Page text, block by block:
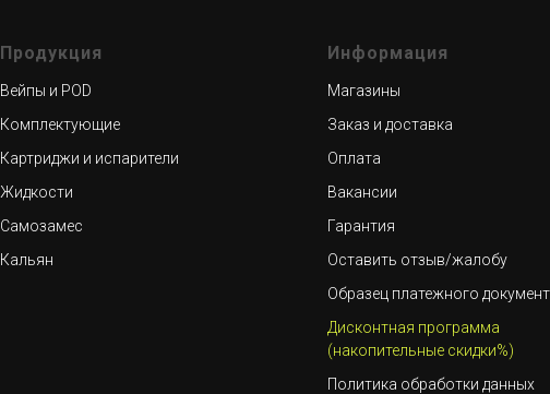
Продукция
Вейпы и POD
Комплектующие
Картриджи и испарители
Жидкости
Самозамес
Кальян
Информация
Магазины
Заказ и доставка
Оплата
Вакансии
Гарантия
Оставить отзыв/жалобу
Образец платежного
Дисконтная программа
(накопительные скидки%)
Политика обработки данных